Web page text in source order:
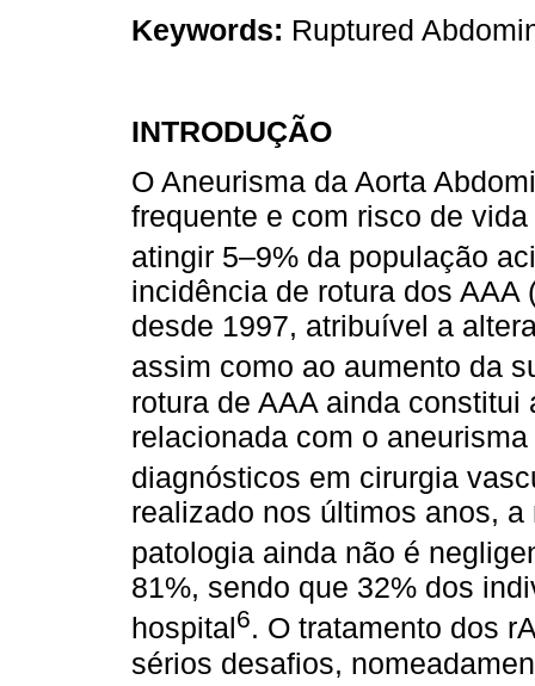
Keywords: Ruptured
INTRODUÇÃO
O Aneurisma da Aorta
frequente e com risco de
atingir 5–9% da população
incidência de rotura dos
desde 1997, atribuível a
assim como ao aumento da
rotura de AAA ainda
relacionada com o
diagnósticos em cirurgia
realizado nos últimos anos,
patologia ainda não é
81%, sendo que 32% dos
hospital6. O tratamento dos
sérios desafios,